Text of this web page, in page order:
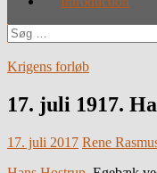
Søg
efter:
Krigens forløb
17. juli 1917.
17. juli 2017 Rene